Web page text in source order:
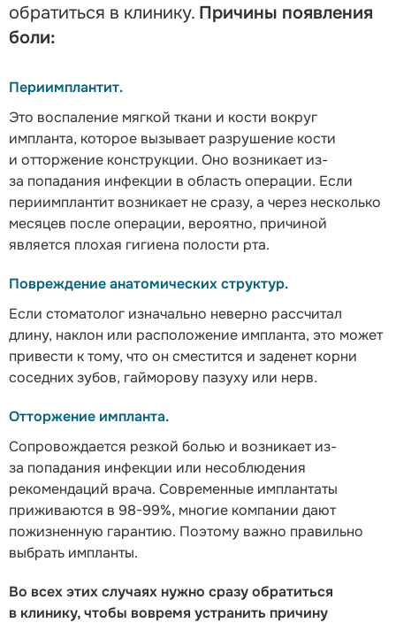
обратиться в клинику. Причины появления
боли:
Периимплантит.
Это воспаление мягкой ткани и кости вокруг
импланта, которое вызывает разрушение кости
и отторжение конструкции. Оно возникает из-
за попадания инфекции в область операции. Если
периимплантит возникает не сразу, а через несколько
месяцев после операции, вероятно, причиной
является плохая гигиена полости рта.
Повреждение анатомических структур.
Если стоматолог изначально неверно рассчитал
длину, наклон или расположение импланта, это может
привести к тому, что он сместится и заденет корни
соседних зубов, гайморову пазуху или нерв.
Отторжение импланта.
Сопровождается резкой болью и возникает из-
за попадания инфекции или несоблюдения
рекомендаций врача. Современные имплантаты
приживаются в 98-99%, многие компании дают
пожизненную гарантию. Поэтому важно правильно
выбрать импланты.
Во всех этих случаях нужно сразу обратиться
в клинику, чтобы вовремя устранить причину